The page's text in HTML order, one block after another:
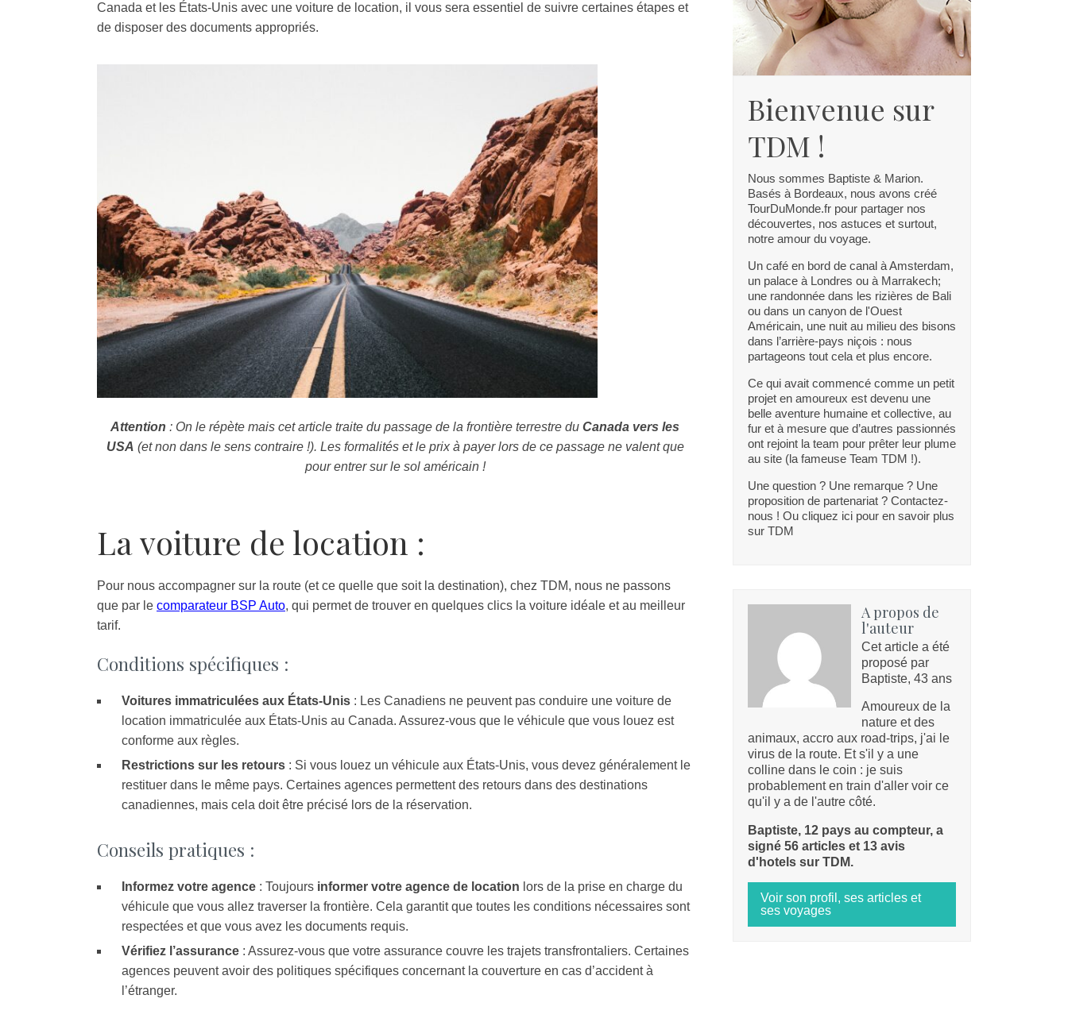
Canada et les États-Unis avec une voiture de location, il vous sera essentiel de suivre certaines étapes et
de disposer des documents appropriés.
Attention : On le répète mais cet article traite du passage de la frontière terrestre du Canada vers les
USA (et non dans le sens contraire !). Les formalités et le prix à payer lors de ce passage ne valent que
pour entrer sur le sol américain !
La voiture de location :
Pour nous accompagner sur la route (et ce quelle que soit la destination), chez TDM, nous ne passons
que par le comparateur BSP Auto, qui permet de trouver en quelques clics la voiture idéale et au meilleur
tarif.
Conditions spécifiques :
Voitures immatriculées aux États-Unis : Les Canadiens ne peuvent pas conduire une voiture de
location immatriculée aux États-Unis au Canada. Assurez-vous que le véhicule que vous louez est
conforme aux règles.
Restrictions sur les retours : Si vous louez un véhicule aux États-Unis, vous devez généralement le
restituer dans le même pays. Certaines agences permettent des retours dans des destinations
canadiennes, mais cela doit être précisé lors de la réservation.
Conseils pratiques :
Informez votre agence : Toujours informer votre agence de location lors de la prise en charge du
véhicule que vous allez traverser la frontière. Cela garantit que toutes les conditions nécessaires sont
respectées et que vous avez les documents requis.
Vérifiez l’assurance : Assurez-vous que votre assurance couvre les trajets transfrontaliers. Certaines
agences peuvent avoir des politiques spécifiques concernant la couverture en cas d’accident à
l’étranger.
Bienvenue sur
TDM !
Nous sommes Baptiste & Marion.
Basés à Bordeaux, nous avons créé
TourDuMonde.fr pour partager nos
découvertes, nos astuces et surtout,
notre amour du voyage.
Un café en bord de canal à Amsterdam,
un palace à Londres ou à Marrakech;
une randonnée dans les rizières de Bali
ou dans un canyon de l'Ouest
Américain, une nuit au milieu des bisons
dans l’arrière-pays niçois : nous
partageons tout cela et plus encore.
Ce qui avait commencé comme un petit
projet en amoureux est devenu une
belle aventure humaine et collective, au
fur et à mesure que d’autres passionnés
ont rejoint la team pour prêter leur plume
au site (la fameuse Team TDM !).
Une question ? Une remarque ? Une
proposition de partenariat ? Contactez-
nous ! Ou cliquez ici pour en savoir plus
sur TDM
A propos de
l'auteur
Cet article a été
proposé par
Baptiste, 43 ans
Amoureux de la
nature et des
animaux, accro aux road-trips, j'ai le
virus de la route. Et s'il y a une
colline dans le coin : je suis
probablement en train d'aller voir ce
qu'il y a de l'autre côté.
Baptiste, 12 pays au compteur, a
signé 56 articles et 13 avis
d'hotels sur TDM.
Voir son profil, ses articles et
ses voyages